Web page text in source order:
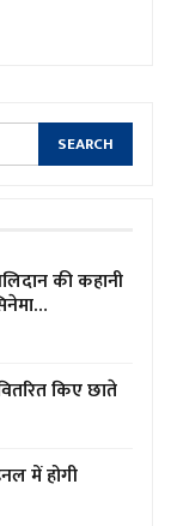
की कहानी
किए छाते
में होगी